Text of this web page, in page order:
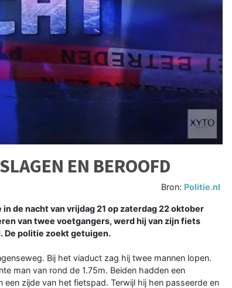
EN BEROOFD
Bron: Politie.nl
de nacht van vrijdag 21 op zaterdag 22 oktober
van twee voetgangers, werd hij van zijn fiets
De politie zoekt getuigen.
Bij het viaduct zag hij twee mannen lopen.
man van rond de 1.75m. Beiden hadden een
zijde van het fietspad. Terwijl hij hen passeerde en